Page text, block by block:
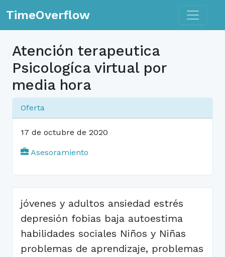
TimeOverflow Toggle
Atención terapeutica
Psicologíca virtual por
media hora
Oferta
17 de octubre de 2020
Asesoramiento
jóvenes y adultos ansiedad estrés
depresión fobias baja autoestima
habilidades sociales Niños y Niñas
problemas de aprendizaje, problemas